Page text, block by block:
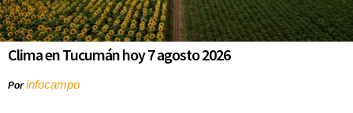
Clima en Tucumán hoy 7 agosto 2026
Porinfocampo